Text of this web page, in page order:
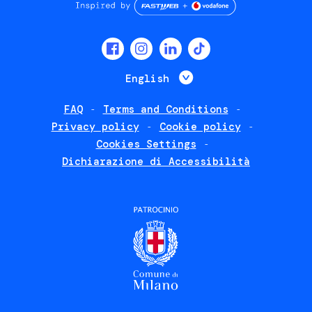
English List additional
FAQ
Terms and Conditions
Privacy policy
Cookie policy
Cookies Settings
Dichiarazione di Accessibilità